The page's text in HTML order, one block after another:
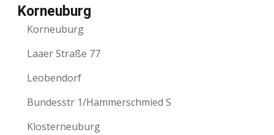
Korneuburg
Korneuburg
Laaer Straße 77
Leobendorf
Bundesstr 1/Hammerschmied S
Klosterneuburg